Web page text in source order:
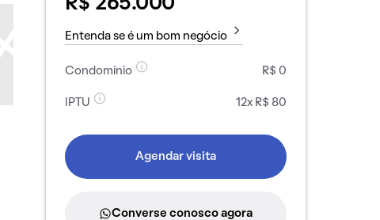
R$ 265.000
Entenda se é um bom negócio
Condomínio R$ 0
IPTU 12x R$ 80
Agendar visita
Converse conosco agora